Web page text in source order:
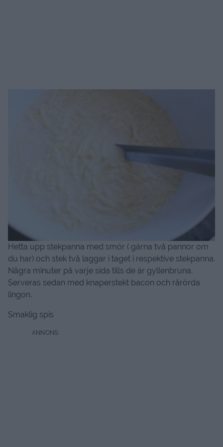
Hetta upp stekpanna med smör ( gärna två pannor om
du har) och stek två laggar i taget i respektive stekpanna.
Några minuter på varje sida tills de är gyllenbruna.
Serveras sedan med knaperstekt bacon och rårörda
lingon.
Smaklig spis